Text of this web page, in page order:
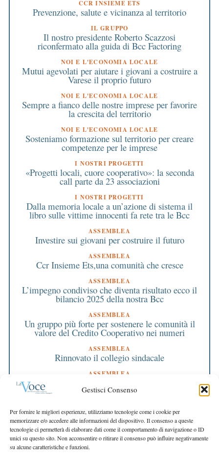
Gestisci Consenso
Per fornire le migliori esperienze, utilizziamo tecnologie come i cookie per
memorizzare e/o accedere alle informazioni del dispositivo. Il consenso a queste
tecnologie ci permetterà di elaborare dati come il comportamento di navigazione o ID
unici su questo sito. Non acconsentire o ritirare il consenso può influire negativamente
su alcune caratteristiche e funzioni.
CCR INSIEME ETS
Prevenzione, salute e vicinanza al territorio
IL GRUPPO
Il nostro presidente Roberto Scazzosi
riconfermato alla guida di Bcc Factoring
NOI E L'ECONOMIA LOCALE
Mutui agevolati per aiutare i giovani a costruire a
Varese il proprio futuro
NOI E L'ECONOMIA LOCALE
Sempre a fianco delle nostre imprese per favorire
la crescita del territorio
NOI E L'ECONOMIA LOCALE
Sosteniamo formazione sul territorio per creare
competenze per le imprese
I NOSTRI PROGETTI
«Progetti locali, cuore cooperativo»: la seconda
call parte da 23 associazioni
I NOSTRI PROGETTI
Dalla memoria locale a un’azione di sistema il
libro sulle vittime innocenti fa rete tra le Bcc
ASSEMBLEA
Investire sui giovani per costruire il futuro
ASSEMBLEA
Ccr Insieme Ets,una comunità che cresce
ASSEMBLEA
L’impegno condiviso che diventa risultato ecco il
bilancio 2025 della nostra Bcc
ASSEMBLEA
Un gruppo più forte per sostenere le comunità il
valore del Credito Cooperativo nei numeri
ASSEMBLEA
Rinnovato il collegio sindacale
ASSEMBLEA
Bilancio approvato all’unanimità e 2 milioni
destinati al territorio
EDITORIALE DIRETTORE
Crescere restando riconoscibili
EDITORIALE PRESIDENTE
Costruire futuro insieme